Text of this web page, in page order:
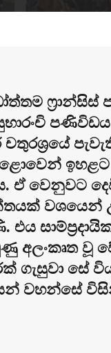
ෆ්‍රාන්සිස්
චතුරශ්‍රයේ
ඉහළට
ඒ වෙනුවට
වශයෙන්
එය
අලංකෘත වූ
ගැසුවා සේ
වහන්සේ